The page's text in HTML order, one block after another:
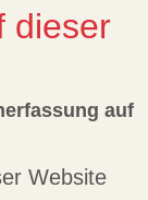
dieser
auf
Website